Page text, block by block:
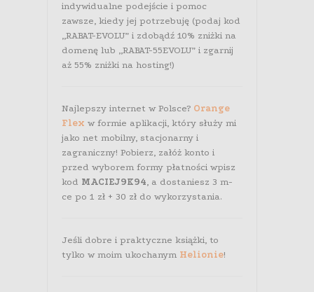
indywidualne podejście i pomoc
zawsze, kiedy jej potrzebuję (podaj kod
„RABAT-EVOLU” i zdobądź 10% zniżki na
domenę lub „RABAT-55EVOLU” i zgarnij
aż 55% zniżki na hosting!)
Najlepszy internet w Polsce? Orange
Flex w formie aplikacji, który służy mi
jako net mobilny, stacjonarny i
zagraniczny! Pobierz, załóż konto i
przed wyborem formy płatności wpisz
kod MACIEJ9K94, a dostaniesz 3 m-
ce po 1 zł + 30 zł do wykorzystania.
Jeśli dobre i praktyczne książki, to
tylko w moim ukochanym Helionie!